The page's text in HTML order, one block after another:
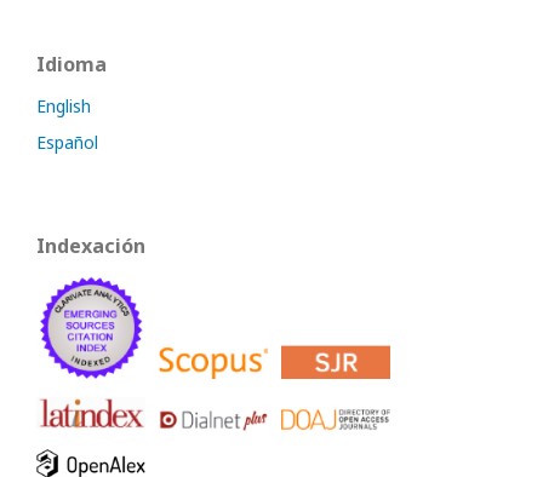
Idioma
English
Español
Indexación